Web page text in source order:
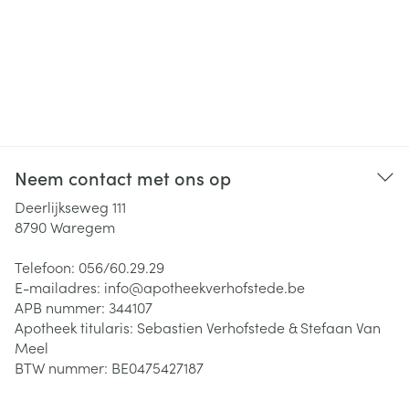
Neem contact met ons op
Deerlijkseweg 111
8790Waregem
Telefoon: 056/60.29.29
E-mailadres: info@apotheekverhofstede.be
APB nummer: 344107
Apotheek titularis: Sebastien Verhofstede & Stefaan Van
Meel
BTW nummer: BE0475427187